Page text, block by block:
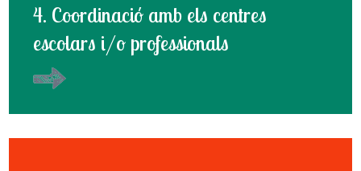
4. Coordinació amb els centres
escolars i/o professionals